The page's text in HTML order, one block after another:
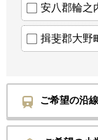
安八郡輪之
揖斐郡大野
ご希望の沿